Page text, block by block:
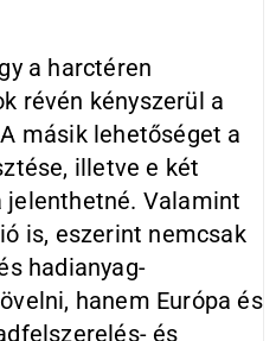
a harctéren
révén kényszerül a
másik lehetőséget a
illetve e két
jelenthetné. Valamint
is, eszerint nemcsak
hadianyag-
hanem Európa és
és